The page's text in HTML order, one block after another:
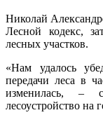
Николай
Лесной кодекс,
лесных участков.
«Нам удалось
передачи леса в
изменилась, –
лесоустройство на